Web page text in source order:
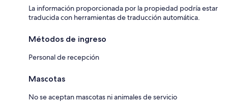
La información proporcionada por la propiedad podría estar
traducida con herramientas de traducción automática.
Métodos de ingreso
Personal de recepción
Mascotas
No se aceptan mascotas ni animales de servicio